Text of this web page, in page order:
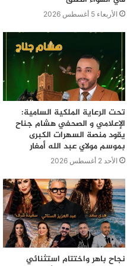
لان سكانها لم تتم
آنك لن تقدر على الجواب:
الصحراء الغربية المغربية
عليها بالامم المتحدة من
وعلاش هواري بومدين اعلن دعم الجزائر سنة 1972 للمغرب
الأربعاء 5 أغسطس 2026
تحت الرعاية الملكية السامية:
الإعلامي و الصحفي هشام جناح
يقود منصة السهرات الكبرى
بموسم مولاي عبد الله أمغار
الأحد 2 أغسطس 2026
نجاح باهر واختتام استثنائي